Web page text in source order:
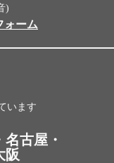
)
ォーム
います
古屋・
阪